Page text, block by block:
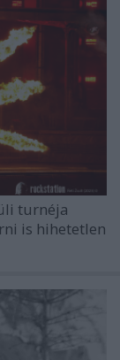
turnéja
is hihetetlen